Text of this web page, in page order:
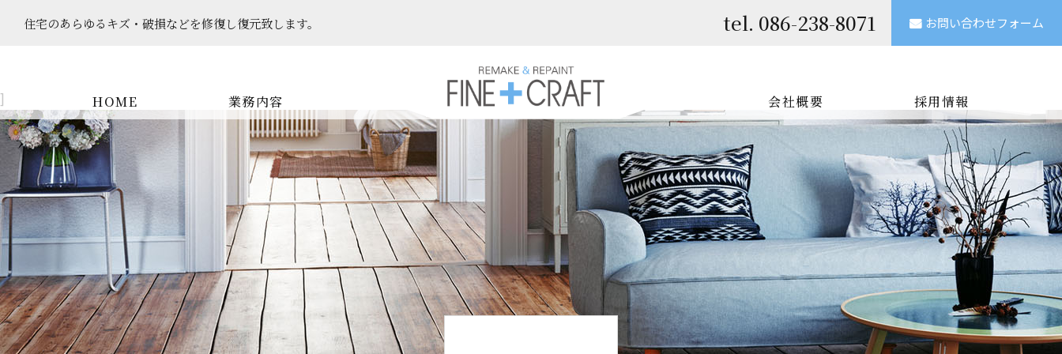
]
住宅のあらゆるキズ・破損などを​​​​​​​修復し復元致します。 tel. 086-238-8071 お問い合わせフォーム
HOME 業務内容 会社概要 採用情報